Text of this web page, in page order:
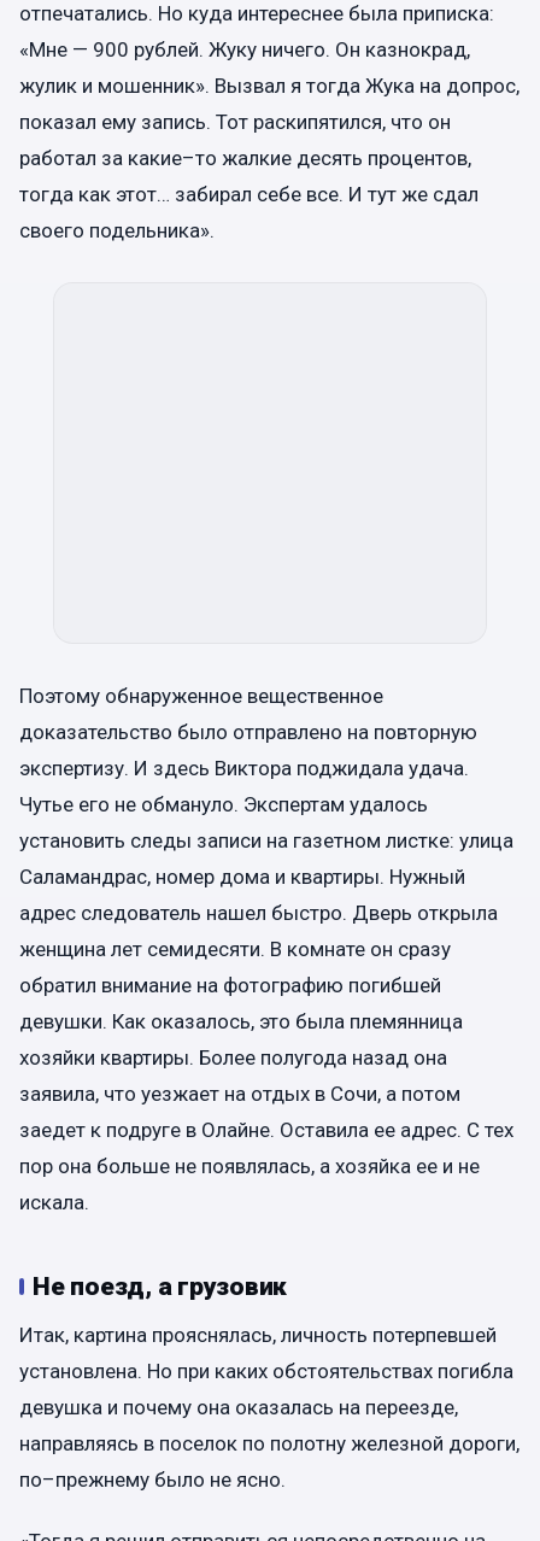
отпечатались. Но куда интереснее была приписка:
«Мне — 900 рублей. Жуку ничего. Он казнокрад,
жулик и мошенник». Вызвал я тогда Жука на допрос,
показал ему запись. Тот раскипятился, что он
работал за какие–то жалкие десять процентов,
тогда как этот… забирал себе все. И тут же сдал
своего подельника».
Поэтому обнаруженное вещественное
доказательство было отправлено на повторную
экспертизу. И здесь Виктора поджидала удача.
Чутье его не обмануло. Экспертам удалось
установить следы записи на газетном листке: улица
Саламандрас, номер дома и квартиры. Нужный
адрес следователь нашел быстро. Дверь открыла
женщина лет семидесяти. В комнате он сразу
обратил внимание на фотографию погибшей
девушки. Как оказалось, это была племянница
хозяйки квартиры. Более полугода назад она
заявила, что уезжает на отдых в Сочи, а потом
заедет к подруге в Олайне. Оставила ее адрес. С тех
пор она больше не появлялась, а хозяйка ее и не
искала.
Не поезд, а грузовик
Итак, картина прояснялась, личность потерпевшей
установлена. Но при каких обстоятельствах погибла
девушка и почему она оказалась на переезде,
направляясь в поселок по полотну железной дороги,
по–прежнему было не ясно.